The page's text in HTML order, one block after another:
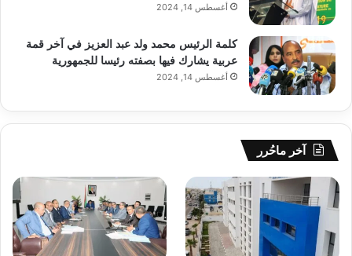
أغسطس 14, 2024
كلمة الرئيس محمد ولد عبد العزيز في آخر قمة
عربية يشارك فيها بصفته رئيسا للجمهورية
أغسطس 14, 2024
آخر ماحُرر